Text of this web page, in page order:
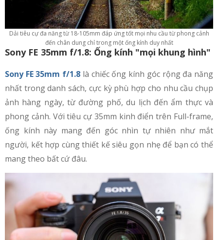
Dải tiêu cự đa năng từ 18-105mm đáp ứng tốt mọi nhu cầu từ phong cảnh
đến chân dung chỉ trong một ống kính duy nhất
Sony FE 35mm f/1.8: Ống kính "mọi khung hình"
Sony FE 35mm f/1.8 là chiếc ống kính góc rộng đa năng
nhất trong danh sách, cực kỳ phù hợp cho nhu cầu chụp
ảnh hàng ngày, từ đường phố, du lịch đến ẩm thực và
phong cảnh. Với tiêu cự 35mm kinh điển trên Full-frame,
ống kính này mang đến góc nhìn tự nhiên như mắt
người, kết hợp cùng thiết kế siêu gọn nhẹ để bạn có thể
mang theo bất cứ đâu.